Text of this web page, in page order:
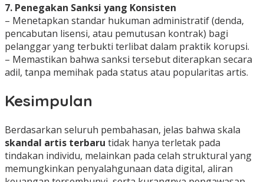
7. Penegakan Sanksi yang Konsisten
– Menetapkan standar hukuman administratif (denda,
pencabutan lisensi, atau pemutusan kontrak) bagi
pelanggar yang terbukti terlibat dalam praktik korupsi.
– Memastikan bahwa sanksi tersebut diterapkan secara
adil, tanpa memihak pada status atau popularitas artis.
Kesimpulan
Berdasarkan seluruh pembahasan, jelas bahwa skala
skandal artis terbaru tidak hanya terletak pada
tindakan individu, melainkan pada celah struktural yang
memungkinkan penyalahgunaan data digital, aliran